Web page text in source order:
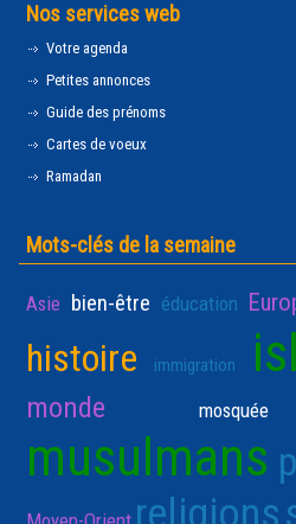
Nos services web
Votre agenda
Petites annonces
Guide des prénoms
Cartes de voeux
Ramadan
Mots-clés de la semaine
Asie bien-être éducation
histoire immigration
monde mosquée
musulmans
religions